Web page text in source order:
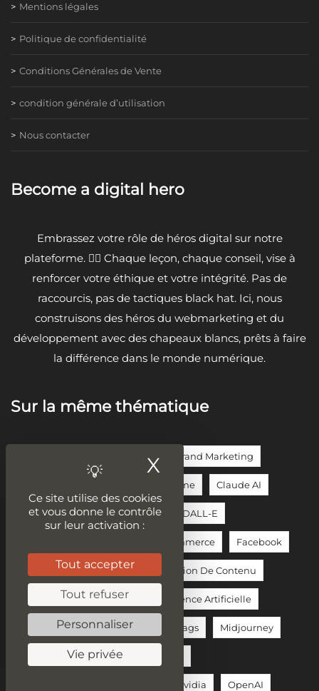
Mentions légales
Politique de confidentialité
Conditions Générales de Vente
condition générale d’utilisation
Nous contacter
Become a digital hero
Embrassez votre rôle de héros digital sur notre
plateforme. 🦸‍♂️ Chaque leçon, chaque conseil, vise à
renforcer votre éthique et votre intégrité. Pas de
raccourcis, pas de tactiques black hat. Ici, nous
construisons des héros du webmarketing et du
développement avec des chapeaux blancs, prêts à faire
la différence dans le monde numérique.
Sur la même thématique
Audit Seo Brand Marketing
Chrome Claude AI
Content Marketing Copilot DALL-E
E-Commerce Facebook
Google Search Console Génération De Contenu
Hébergement Web IA / Intelligence Artificielle
Instagram JetBrains Meta Tags Midjourney
Modèles De Langage
Nvidia OpenAI
Ce site utilise des cookies
et vous donne le contrôle
sur leur activation :
Tout accepter
Tout refuser
Personnaliser
Vie privée
X Masquer le